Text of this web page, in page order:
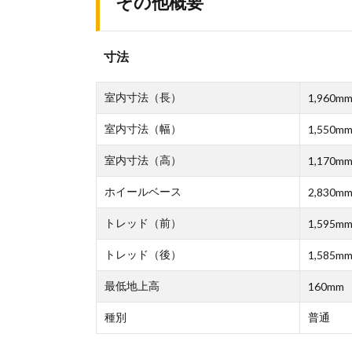
寸法
室内寸法（長） 1,960mm
室内寸法（幅） 1,550mm
室内寸法（高） 1,170mm
ホイールベース 2,830mm
トレッド（前） 1,595mm
トレッド（後） 1,585mm
最低地上高 160mm
種別 普通